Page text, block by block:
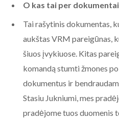
O kas tai per
Tai rašytinis dokumentas,
aukštas VRM pareigūnas,
šiuos įvykiuose. Kitas
komandą stumti žmones
dokumentus ir
Stasiu Jukniumi, mes
pradėjome tuos duomenis